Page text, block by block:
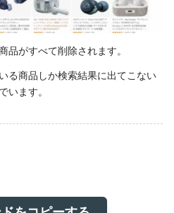
品がすべて削除されます。
る商品しか検索結果に出てこない
います。